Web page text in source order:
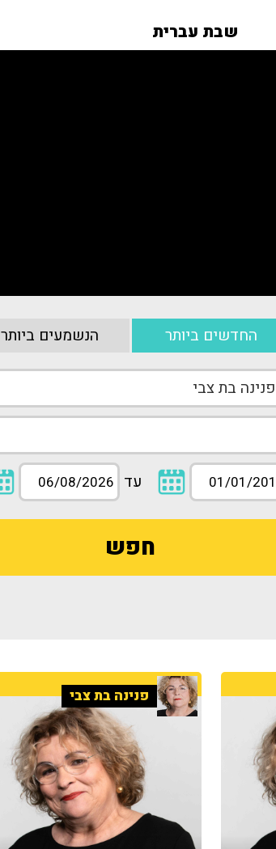
שבת עברית
החדשים ביותר הנשמעים ביותר
עד
חפש
פנינה בת צבי